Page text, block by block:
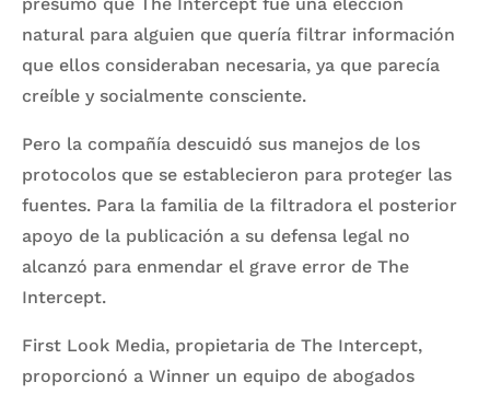
natural para alguien que quería filtrar información
que ellos consideraban necesaria, ya que parecía
creíble y socialmente consciente.
Pero la compañía descuidó sus manejos de los
protocolos que se establecieron para proteger las
fuentes. Para la familia de la filtradora el posterior
apoyo de la publicación a su defensa legal no
alcanzó para enmendar el grave error de The
Intercept.
First Look Media, propietaria de The Intercept,
proporcionó a Winner un equipo de abogados